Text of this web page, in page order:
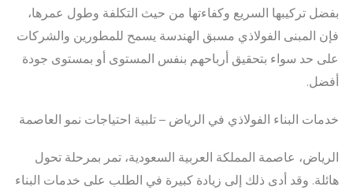
بفضل تركيبها السريع وكفاءتها من حيث التكلفة وطول عمرها،
فإن المبنى الفولاذي مسبق الهندسة يسمح للمطورين والشركات
على حد سواء بتحقيق أرباحهم بنفس المستوى أو بمستوى جودة
أفضل.
خدمات البناء الفولاذي في الرياض – تلبية احتياجات نمو العاصمة
الرياض، عاصمة المملكة العربية السعودية، تمر بمرحلة تحول
هائلة. وقد أدى ذلك إلى زيادة كبيرة في الطلب على خدمات البناء